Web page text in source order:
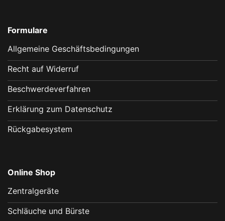
Formulare
Allgemeine Geschäftsbedingungen
Recht auf Widerruf
Beschwerdeverfahren
Erklärung zum Datenschutz
Rückgabesystem
Online Shop
Zentralgeräte
Schläuche und Bürste